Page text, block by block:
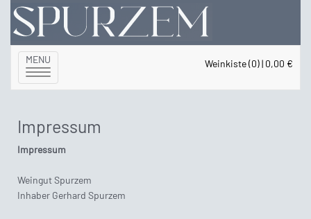
MENU
Toggle
navigation
Weinkiste (0) | 0,00 €
Impressum
Impressum
Weingut Spurzem
Inhaber Gerhard Spurzem